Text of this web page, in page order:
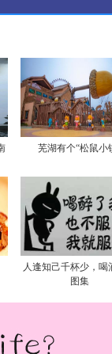
芜湖有个“松鼠小
人逢知己千杯少，喝
图集